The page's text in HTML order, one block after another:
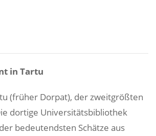
in Tartu
(früher Dorpat), der zweitgrößten
dortige Universitätsbibliothek
bedeutendsten Schätze aus